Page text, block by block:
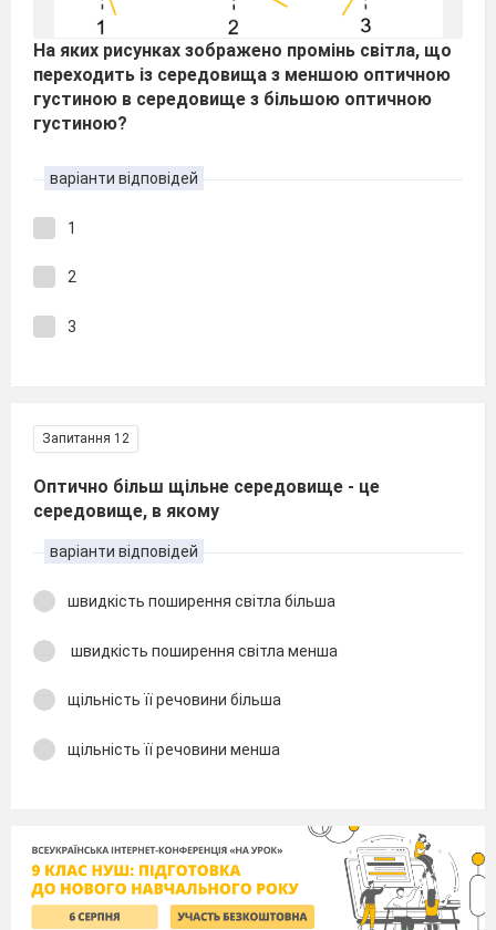
На яких рисунках зображено промінь світла, що
переходить із середовища з меншою оптичною
густиною в середовище з більшою оптичною
густиною?
варіанти відповідей
1
2
3
Запитання 12
Оптично більш щільне середовище - це
середовище, в якому
варіанти відповідей
швидкість поширення світла більша
швидкість поширення світла менша
щільність її речовини більша
щільність її речовини менша